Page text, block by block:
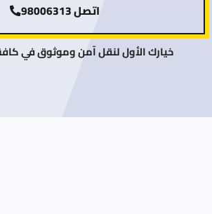
اتصل 98006313
خيارك الأول لنقل آمن وموثوق في